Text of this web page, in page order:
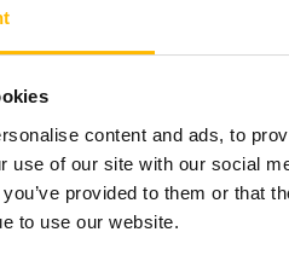
content and ads, to
use of our site with our social
provided to them or that
to use our website.
časť poskytuje